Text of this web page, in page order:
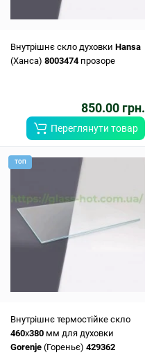
Внутрішнє скло духовки Hansa
(Ханса) 8003474прозоре
850.00 грн.
Переглянути товар
ТОП
Внутрішнє термостійке скло
460x380 мм для духовки
Gorenje (Гореньє) 429362